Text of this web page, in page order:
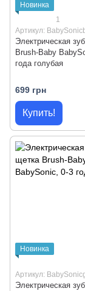
Новинка
1
Артикул:
Электрическая
Brush-Baby
года голубая
699 грн
Купить!
Новинка
Артикул:
Электрическая